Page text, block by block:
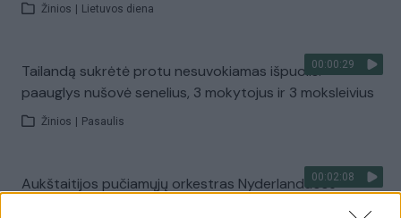
Žinios Lietuvos diena
00:00:29
Tailandą sukrėtė protu nesuvokiamas išpuolis:
paauglys nušovė senelius, 3 mokytojus ir 3 moksleivius
Žinios Pasaulis
00:02:08
Aukštaitijos pučiamųjų orkestras Nyderlanduose